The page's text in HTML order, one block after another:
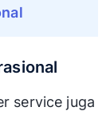
service juga